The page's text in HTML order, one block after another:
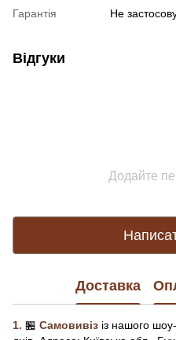
Гарантія Не
Відгуки
Додайте
Доставка
1. 🏪 Самовивіз із нашого